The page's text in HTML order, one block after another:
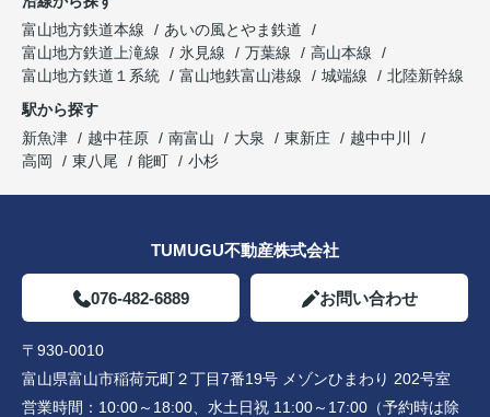
富山地方鉄道本線
あいの風とやま鉄道
富山地方鉄道上滝線
氷見線 万葉線
高山本線
富山地方鉄道１系統
富山地鉄富山港線 城端線
北陸新幹線
駅から探す
新魚津
越中荏原 南富山 大泉 東新庄
越中中川
高岡
東八尾 能町 小杉
TUMUGU不動産株式会社
076-482-6889 お問い合わせ
〒930-0010
富山県富山市稲荷元町２丁目7番19号 メゾンひまわり 202号室
営業時間： 10:00～18:00、水土日祝 11:00～17:00（予約時は除